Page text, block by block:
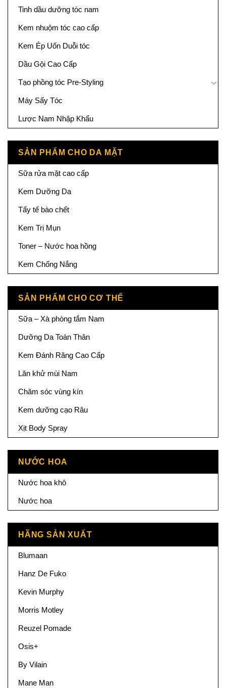
Tinh dầu dưỡng tóc nam
Kem nhuộm tóc cao cấp
Kem Ép Uốn Duỗi tóc
Dầu Gội Cao Cấp
Tạo phồng tóc Pre-Styling
Máy Sấy Tóc
Lược Nam Nhập Khẩu
SẢN PHẨM CHO DA MẶT
Sữa rửa mặt cao cấp
Kem Dưỡng Da
Tẩy tế bào chết
Kem Trị Mụn
Toner – Nước hoa hồng
Kem Chống Nắng
SẢN PHẨM CHO CƠ THỂ
Sữa – Xà phòng tắm Nam
Dưỡng Da Toàn Thân
Kem Đánh Răng Cao Cấp
Lăn khử mùi Nam
Chăm sóc vùng kín
Kem dưỡng cạo Râu
Xịt Body Spray
NƯỚC HOA
Nước hoa khô
Nước hoa
HÃNG SẢN XUẤT
Blumaan
Hanz De Fuko
Kevin Murphy
Morris Motley
Reuzel Pomade
Osis+
By Vilain
Mane Man